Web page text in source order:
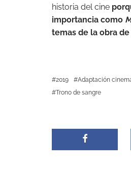
historia del cine
importancia como
temas de la obra
2019 Adaptación
Trono de sangre